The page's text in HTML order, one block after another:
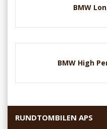
BMW
BMW High
RUNDTOMBILEN APS